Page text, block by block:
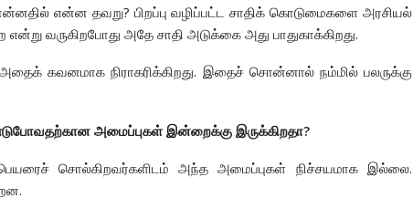
என்ன தவறு? பிறப்பு வழிப்பட்ட சாதிக் கொடுமைகளை அரசியல்
வருகிறபோது அதே சாதி அடுக்கை அது பாதுகாக்கிறது.
கவனமாக நிராகரிக்கிறது. இதைச் சொன்னால் நம்மில் பலருக்கு
அமைப்புகள் இன்றைக்கு இருக்கிறதா?
சொல்கிறவர்களிடம் அந்த அமைப்புகள் நிச்சயமாக இல்லை.